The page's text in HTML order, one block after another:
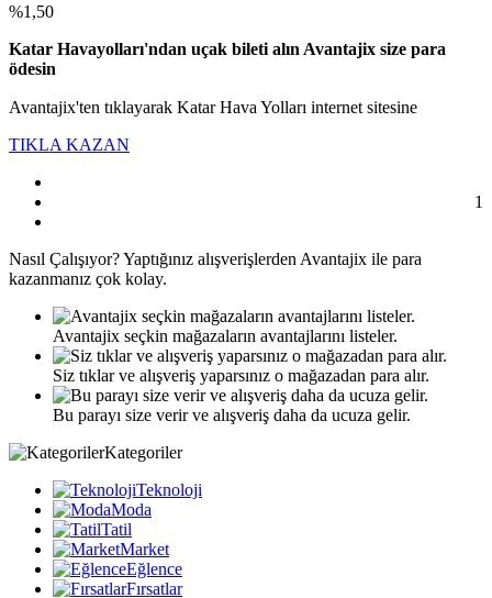
%1,50
Katar Havayolları'ndan uçak bileti alın Avantajix size para
ödesin
Avantajix'ten tıklayarak Katar Hava Yolları internet sitesine
TIKLA KAZAN
1
Nasıl Çalışıyor?Yaptığınız alışverişlerden Avantajix ile para
kazanmanız çok kolay.
Avantajix seçkin mağazaların avantajlarını listeler.
Siz tıklar ve alışveriş yaparsınız o mağazadan para alır.
Bu parayı size verir ve alışveriş daha da ucuza gelir.
Kategoriler
Teknoloji
Moda
Tatil
Market
Eğlence
Fırsatlar